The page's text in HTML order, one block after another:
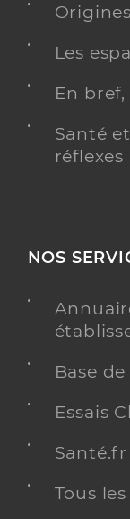
Les
En
Santé
NOS
Base
Essais
Tous